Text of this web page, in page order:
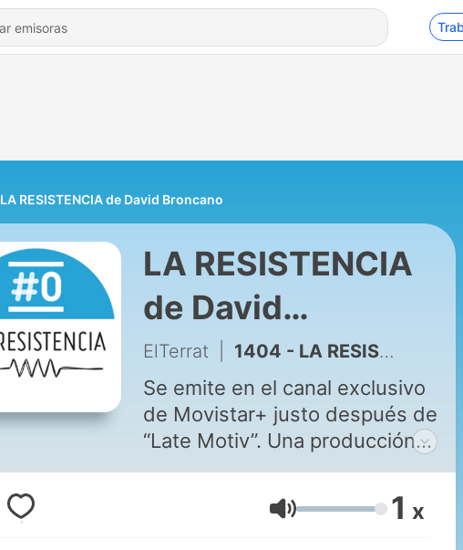
LA RESISTENCIA de David Broncano
LA RESISTENCIA
de David
Broncano
ElTerrat 1404 - LA RESISTENCIA 2x104/1 - Monólogo de David Broncano
Se emite en el canal exclusivo
de Movistar+ justo después de
“Late Motiv”. Una producción
de Movistar+ y EL TERRAT. Lo
mejor de La Resistencia en el
podcast: Te Lo Tengo Dicho.
Volumen 1 x